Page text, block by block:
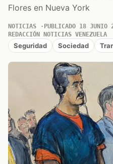
Flores en Nueva York
NOTICIAS PUBLICADO 18 JUNIO
REDACCIÓN NOTICIAS VENEZUELA
Seguridad Sociedad